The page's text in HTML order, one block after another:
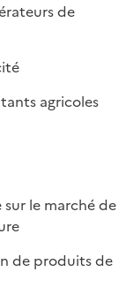
de
agricoles
le marché de
de produits de